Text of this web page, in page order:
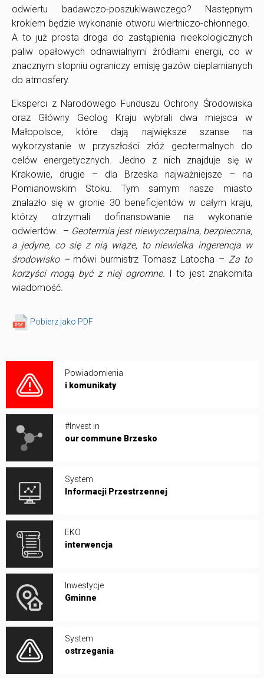
odwiertu badawczo-poszukiwawczego? Następnym
krokiem będzie wykonanie otworu wiertniczo-chłonnego.
A to już prosta droga do zastąpienia nieekologicznych
paliw opałowych odnawialnymi źródłami energii, co w
znacznym stopniu ograniczy emisję gazów cieplarnianych
do atmosfery.
Eksperci z Narodowego Funduszu Ochrony Środowiska
oraz Główny Geolog Kraju wybrali dwa miejsca w
Małopolsce, które dają największe szanse na
wykorzystanie w przyszłości złóż geotermalnych do
celów energetycznych. Jedno z nich znajduje się w
Krakowie, drugie – dla Brzeska najważniejsze – na
Pomianowskim Stoku. Tym samym nasze miasto
znalazło się w gronie 30 beneficjentów w całym kraju,
którzy otrzymali dofinansowanie na wykonanie
odwiertów. – Geotermia jest niewyczerpalna, bezpieczna,
a jedyne, co się z nią wiąże, to niewielka ingerencja w
środowisko – mówi burmistrz Tomasz Latocha – Za to
korzyści mogą być z niej ogromne.
I to jest znakomita
wiadomość.
Pobierz jako PDF
Powiadomienia
i komunikaty
#Invest in
our commune Brzesko
System
Informacji Przestrzennej
EKO
interwencja
Inwestycje
Gminne
System
ostrzegania